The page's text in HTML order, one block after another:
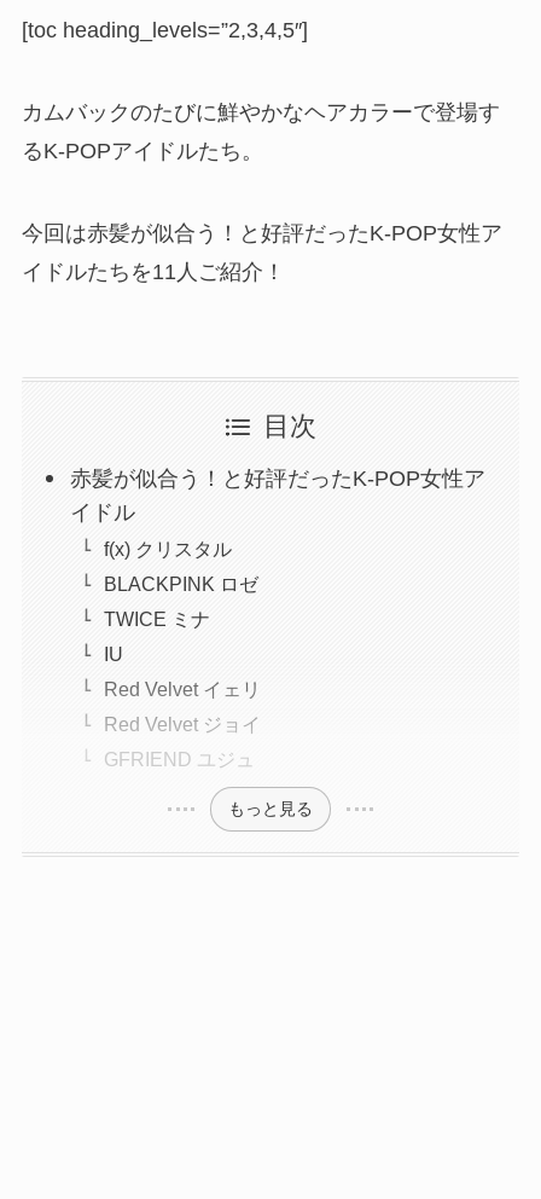
[toc heading_levels=”2,3,4,5″]
カムバックのたびに鮮やかなヘアカラーで登場す
るK-POPアイドルたち。
今回は赤髪が似合う！と好評だったK-POP女性ア
イドルたちを11人ご紹介！
目次
赤髪が似合う！と好評だったK-POP女性ア
イドル
f(x) クリスタル
BLACKPINK ロゼ
TWICE ミナ
IU
Red Velvet イェリ
Red Velvet ジョイ
GFRIEND ユジュ
もっと見る